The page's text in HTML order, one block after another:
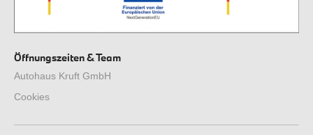
Öffnungszeiten & Team
Autohaus Kruft GmbH
Cookies